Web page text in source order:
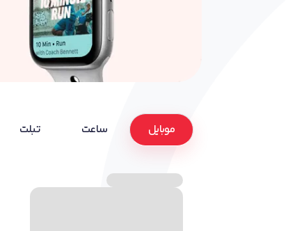
موبایل ساعت تبلت